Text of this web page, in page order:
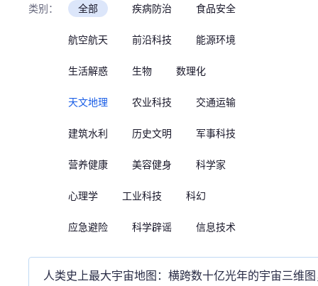
类别： 全部 疾病防治 食品安全
航空航天 前沿科技 能源环境
生活解惑 生物 数理化
天文地理 农业科技 交通运输
建筑水利 历史文明 军事科技
营养健康 美容健身 科学家
心理学 工业科技 科幻
应急避险 科学辟谣 信息技术
语言：
人类史上最大宇宙地图：横跨数十亿光年的宇宙三维